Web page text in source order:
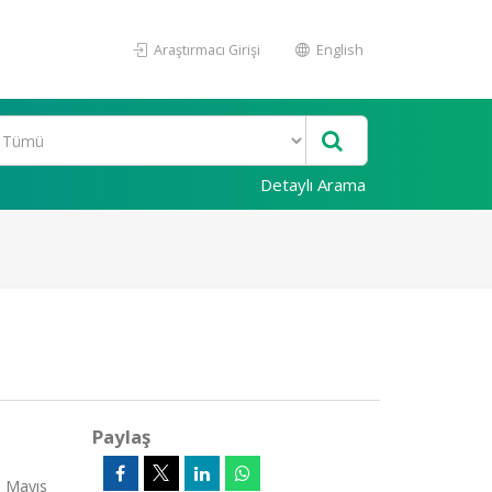
Araştırmacı Girişi English
Detaylı Arama
Paylaş